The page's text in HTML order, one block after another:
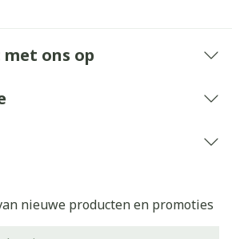
ons op
nieuwe producten en promoties